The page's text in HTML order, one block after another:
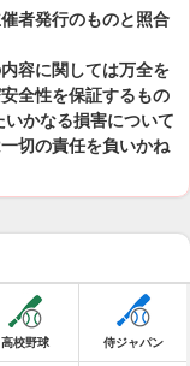
者発行のものと照合
容に関しては万全を
全性を保証するもの
かなる損害について
切の責任を負いかね
高校野球 侍ジャパン